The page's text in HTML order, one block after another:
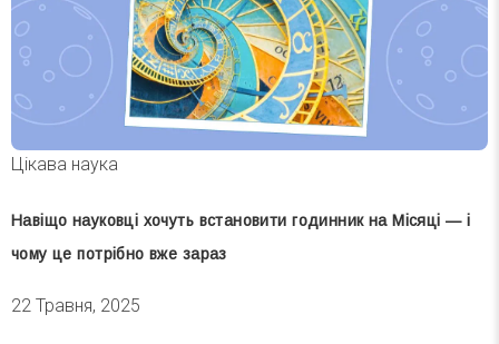
Цікава наука
Навіщо науковці хочуть встановити годинник на Місяці — і
чому це потрібно вже зараз
22 Травня, 2025